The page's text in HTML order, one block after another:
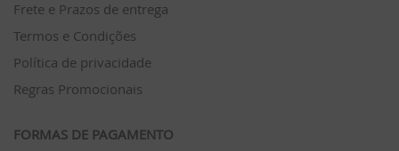
Frete e Prazos de entrega
Termos e Condições
Política de privacidade
Regras Promocionais
FORMAS DE PAGAMENTO